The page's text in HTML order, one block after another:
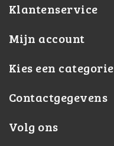
Klantenservice
Mijn account
Kies een categorie
Contactgegevens
Volg ons